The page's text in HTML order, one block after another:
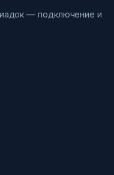
— подключение и